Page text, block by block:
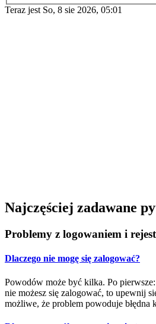
Teraz jest So, 8 sie 2026, 05:01
Najczęściej zadawane
Problemy z logowaniem i
Dlaczego nie mogę się zalogować?
Powodów może być kilka. Po
nie możesz się zalogować, to upewnij
możliwe, że problem powoduje błędna